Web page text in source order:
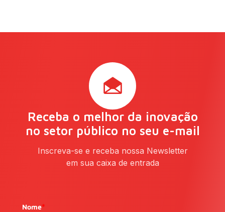
Receba o melhor da inovação
no setor público no seu e-mail
Inscreva-se e receba nossa Newsletter
em sua caixa de entrada
Nome*